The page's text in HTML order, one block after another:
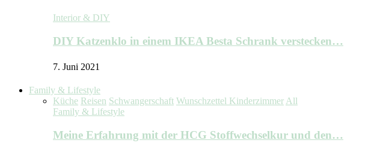
Interior & DIY
DIY Katzenklo in einem IKEA Besta Schrank verstecken…
7. Juni 2021
Family & Lifestyle
Küche Reisen Schwangerschaft Wunschzettel KinderzimmerAll
Family & Lifestyle
Meine Erfahrung mit der HCG Stoffwechselkur und den…